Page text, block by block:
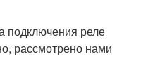
подключения реле
рассмотрено нами